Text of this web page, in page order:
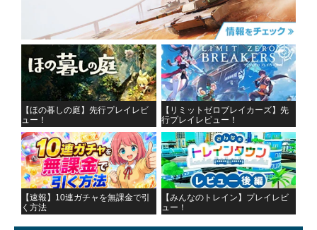
【ほの暮しの庭】先行プレイレビ
ュー！
【リミットゼロブレイカーズ】先
行プレイレビュー！
【速報】10連ガチャを無課金で引
く方法
【みんなのトレイン】プレイレビ
ュー！